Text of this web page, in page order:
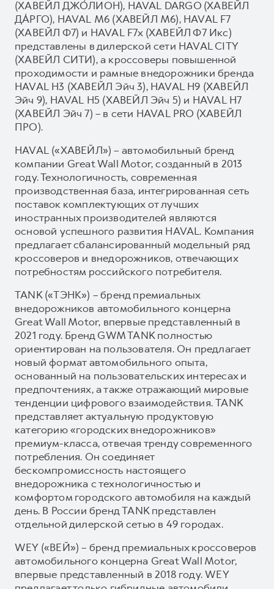
(ХАВЕЙЛ ДЖО́ЛИОН), HAVAL DARGO (ХАВЕЙЛ
ДА́РГО), HAVAL М6 (ХАВЕЙЛ M6), HAVAL F7
(ХАВЕЙЛ Ф7) и HAVAL F7x (ХАВЕЙЛ Ф7 Икс)
представлены в дилерской сети HAVAL CITY
(ХАВЕЙЛ СИТИ), а кроссоверы повышенной
проходимости и рамные внедорожники бренда
HAVAL H3 (ХАВЕЙЛ Эйч 3), HAVAL H9 (ХАВЕЙЛ
Эйч 9), HAVAL H5 (ХАВЕЙЛ Эйч 5) и HAVAL H7
(ХАВЕЙЛ Эйч 7) – в сети HAVAL PRO (ХАВЕЙЛ
ПРО).
HAVAL («ХАВЕЙЛ») – автомобильный бренд
компании Great Wall Motor, созданный в 2013
году. Технологичность, современная
производственная база, интегрированная сеть
поставок комплектующих от лучших
иностранных производителей являются
основой успешного развития HAVAL. Компания
предлагает сбалансированный модельный ряд
кроссоверов и внедорожников, отвечающих
потребностям российского потребителя.
TANK («ТЭНК») – бренд премиальных
внедорожников автомобильного концерна
Great Wall Motor, впервые представленный в
2021 году. Бренд GWM TANK полностью
ориентирован на пользователя. Он предлагает
новый формат автомобильного опыта,
основанный на пользовательских интересах и
предпочтениях, а также отражающий мировые
тенденции цифрового взаимодействия. TANK
представляет актуальную продуктовую
категорию «городских внедорожников»
премиум-класса, отвечая тренду современного
потребления. Он соединяет
бескомпромиссность настоящего
внедорожника с технологичностью и
комфортом городского автомобиля на каждый
день. В России бренд TANK представлен
отдельной дилерской сетью в 49 городах.
WEY («ВЕЙ») – бренд премиальных кроссоверов
автомобильного концерна Great Wall Motor,
впервые представленный в 2018 году. WEY